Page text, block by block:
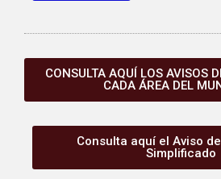
CONSULTA AQUÍ LOS AVISOS
CADA ÁREA DEL
Consulta aquí el Aviso
Simplificado